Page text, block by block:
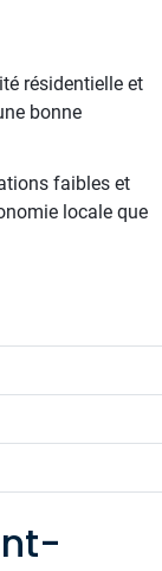
résidentielle et
bonne
faibles et
locale que